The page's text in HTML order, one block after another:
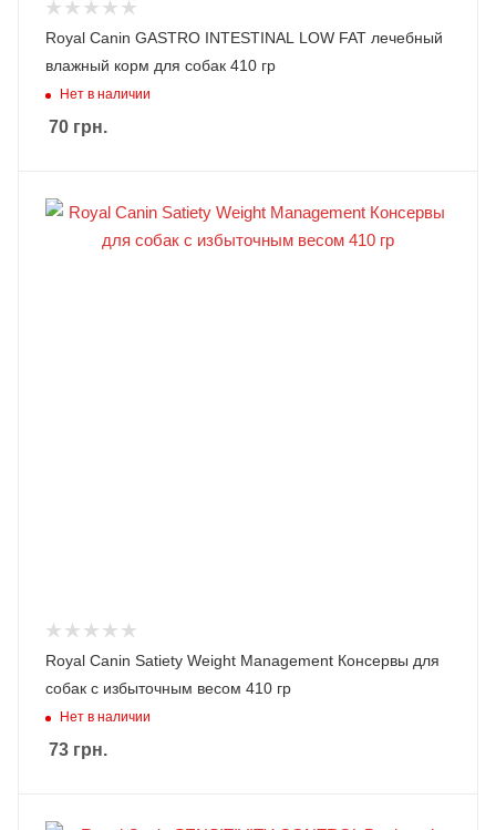
Royal Canin GASTRO INTESTINAL LOW FAT лечебный
влажный корм для собак 410 гр
Нет в наличии
70 грн.
Royal Canin Satiety Weight Management Консервы для
собак с избыточным весом 410 гр
Нет в наличии
73 грн.